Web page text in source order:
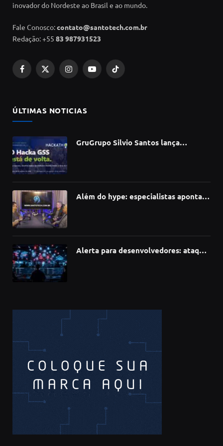
inovador do Nordeste ao Brasil e ao mundo.
Fale Conosco:contato@santotech.com.br
Redação: +55 83 987931523
Facebook
X
InstagramYouTubeTikTok
ÚLTIMAS NOTICIAS
GruGrupo Silvio Santos lança
Além do hype: especialistas apontam
Alerta para desenvolvedores: ataque